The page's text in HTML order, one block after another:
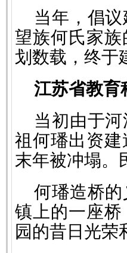
当年，倡
望族何氏家
划数载，终于
江苏省教育
当初由于
祖何璠出资
末年被冲塌。
何璠造桥
镇上的一座
园的昔日光荣